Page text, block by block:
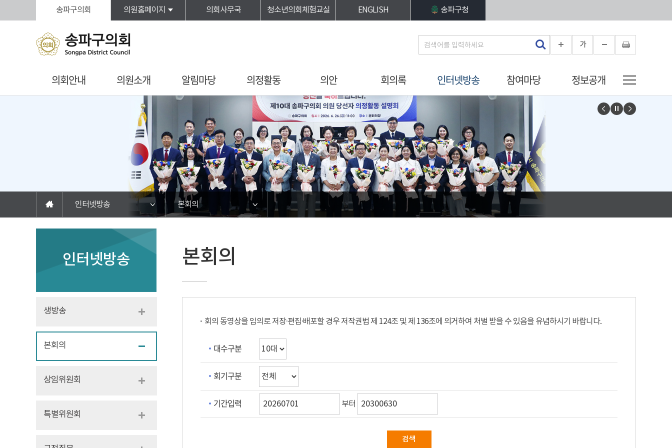
송파구의회 의원홈페이지 의회사무국 청소년의회체험교실 ENGLISH 송파구청
가
의회안내 의원소개 알림마당 의정활동 의안 회의록 인터넷방송 참여마당 정보공개
인터넷방송 본회의
인터넷방송
생방송
본회의
상임위원회
특별위원회
본회의
회의 동영상을 임의로 저장·편집·배포할 경우 저작권법 제 124조 및 제 136조에 의거하여 처벌 받을 수 있음을 유념하시기 바랍니다.
대수구분
회기구분
기간입력 부터